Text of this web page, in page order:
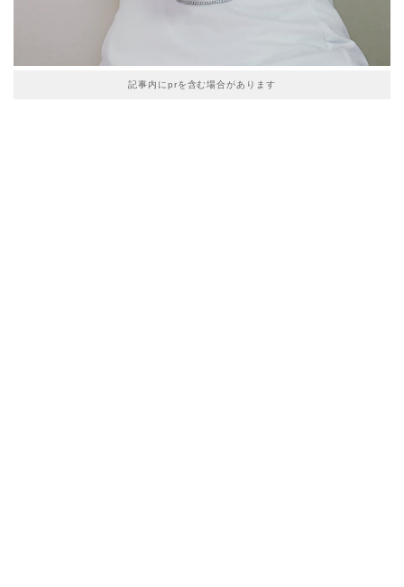
記事内にprを含む場合があります